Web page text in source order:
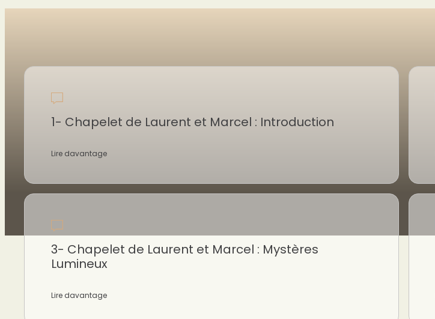
1- Chapelet de Laurent et Marcel : Introduction
Lire davantage
3- Chapelet de Laurent et Marcel : Mystères
Lumineux
Lire davantage